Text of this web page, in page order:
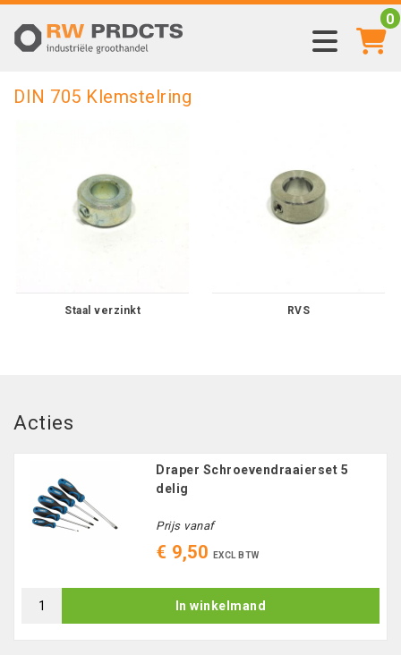
0
DIN 705 Klemstelring
Staal verzinkt RVS
Acties
Draper Schroevendraaierset 5
delig
Prijs vanaf
€ 9,50 EXCL BTW
In winkelmand